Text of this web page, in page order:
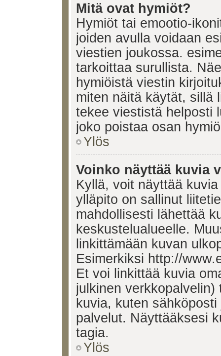
Mitä ovat hymiöt?
Hymiöt tai emootio-
joiden avulla voidaan
viestien joukossa.
tarkoittaa surullista.
hymiöistä viestin
miten näitä käytät, sillä
tekee viestistä helposti
joko poistaa osan
Ylös
Voinko näyttää kuvia
Kyllä, voit näyttää
ylläpito on sallinut
mahdollisesti lähettää
keskustelualueelle.
linkittämään kuvan
Esimerkiksi http://
Et voi linkittää kuvia
julkinen
kuvia, kuten
palvelut. Näyttääksesi
tagia.
Ylös